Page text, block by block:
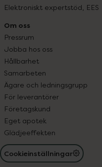
Elektroniskt expertstöd, EES
Om oss
Pressrum
Jobba hos oss
Hållbarhet
Samarbeten
Ägare och ledningsgrupp
För leverantörer
Företagskund
Eget apotek
Glädjeeffekten
Cookieinställningar